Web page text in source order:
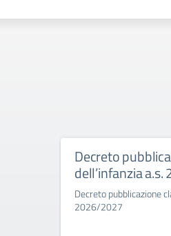
Decreto
dell’infanzia
Decreto pubblicazione
2026/2027